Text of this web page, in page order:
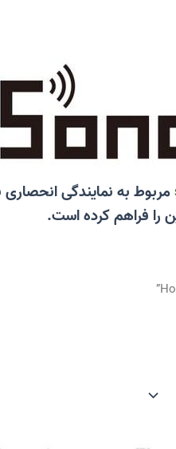
مربوط به نمایندگی
را فراهم کرده است.